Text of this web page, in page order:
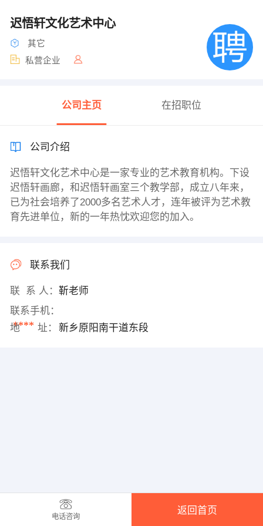
迟悟轩文化艺术中心
其它
私营企业
公司主页 在招职位
公司介绍
迟悟轩文化艺术中心是一家专业的艺术教育机构。下设
迟悟轩画廊，和迟悟轩画室三个教学部，成立八年来，
已为社会培养了2000多名艺术人才，连年被评为艺术教
育先进单位，新的一年热忱欢迎您的加入。
联系我们
联 系 人： 靳老师
联系手机：
****
地 址： 新乡原阳南干道东段
电话咨询
返回首页